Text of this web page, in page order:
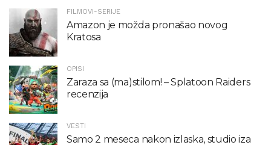
FILMOVI-SERIJE
Amazon je možda pronašao novog
Kratosa
OPISI
Zaraza sa (ma)stilom! – Splatoon Raiders
recenzija
VESTI
Samo 2 meseca nakon izlaska, studio iza